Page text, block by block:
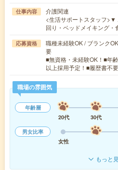
仕事内容
介護関連
<生活サポートスタッフ
回り・ベッドメイキング
応募資格
職種未経験OK / ブランク
要
■無資格・未経験OK！■年
以上採用予定！■履歴書不
職場の雰囲気
年齢層
20代
30代
男女比率
女性
もっと